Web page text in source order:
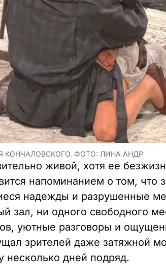
КОНЧАЛОВСКОГО. ФОТО: ЛИНА АНДР
живой, хотя ее
напоминанием о том, что
надежды и разрушенные
зал, ни одного свободного
уютные разговоры и
зрителей даже затяжной
несколько дней подряд.